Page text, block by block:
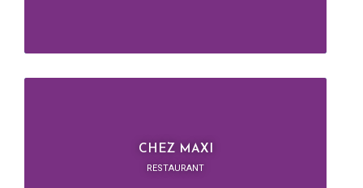
CHEZ MAXI
RESTAURANT